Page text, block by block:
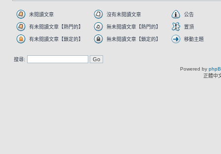
未閱讀文章 沒有未閱讀文章 公告
有未閱讀文章【熱門的】 無未閱讀文章【熱門的】 置頂
有未閱讀文章【鎖定的】 無未閱讀文章【鎖定的】 移動主題
搜尋:
Powered by
正體中